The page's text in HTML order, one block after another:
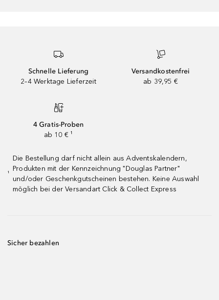
Schnelle Lieferung
2–4 Werktage Lieferzeit
Versandkostenfrei
ab 39,95 €
4 Gratis-Proben
ab 10 € ¹
¹
Die Bestellung darf nicht allein aus Adventskalendern,
Produkten mit der Kennzeichnung "Douglas Partner"
und/oder Geschenkgutscheinen bestehen. Keine Auswahl
möglich bei der Versandart Click & Collect Express
Sicher bezahlen